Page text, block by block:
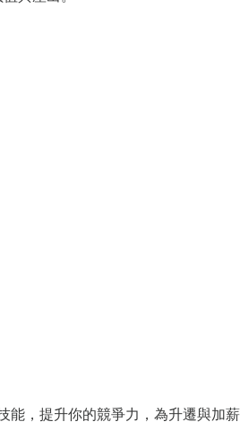
，提升你的競爭力，為升遷與加